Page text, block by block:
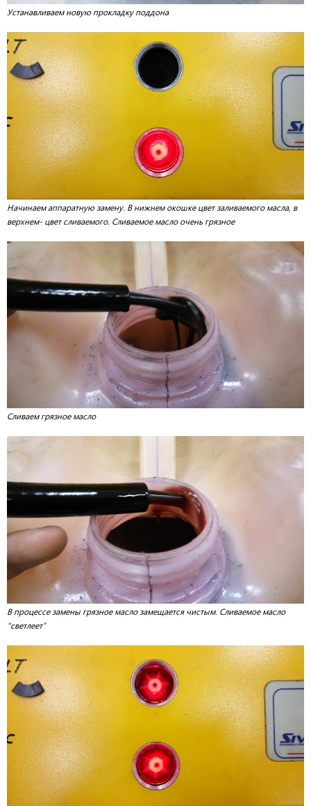
Устанавливаем новую прокладку поддона
Начинаем аппаратную замену. В нижнем окошке цвет заливаемого масла, в
верхнем- цвет сливаемого. Сливаемое масло очень грязное
Сливаем грязное масло
В процессе замены грязное масло замещается чистым. Сливаемое масло
“светлеет”